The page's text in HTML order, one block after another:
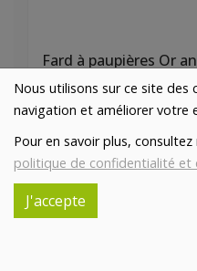
Nous utilisons sur ce site
navigation et améliorer votre
Pour en savoir plus,
politique de confidentialité et
J'accepte
Fard à paupières Or
AVRIL
-
Réception souhaitée le